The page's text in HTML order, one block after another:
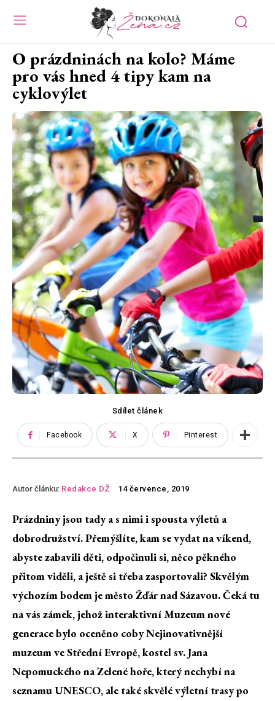
O prázdninách na kolo? Máme
pro vás hned 4 tipy kam na
cyklovýlet
Sdílet článek
Facebook X Pinterest
Autor článku: Redakce DŽ 14 července, 2019
Prázdniny jsou tady a s nimi i spousta výletů a
dobrodružství. Přemýšlíte, kam se vydat na víkend,
abyste zabavili děti, odpočinuli si, něco pěkného
přitom viděli, a ještě si třeba zasportovali? Skvělým
výchozím bodem je město Žďár nad Sázavou. Čeká tu
na vás zámek, jehož interaktivní Muzeum nové
generace bylo oceněno coby Nejinovativnější
muzeum ve Střední Evropě, kostel sv. Jana
Nepomuckého na Zelené hoře, který nechybí na
seznamu UNESCO, ale také skvělé výletní trasy po